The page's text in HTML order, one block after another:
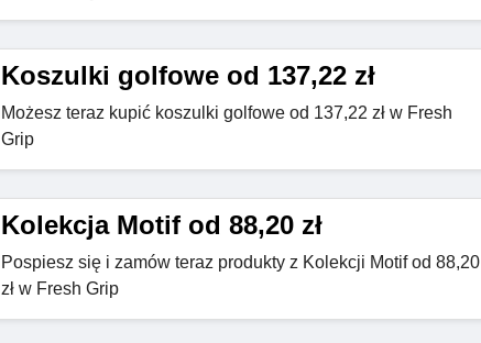
Koszulki golfowe od 137,22 zł
Możesz teraz kupić koszulki golfowe od 137,22 zł w Fresh
Grip
Kolekcja Motif od 88,20 zł
Pospiesz się i zamów teraz produkty z Kolekcji Motif od 88,20
zł w Fresh Grip